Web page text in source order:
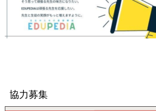
協力募集